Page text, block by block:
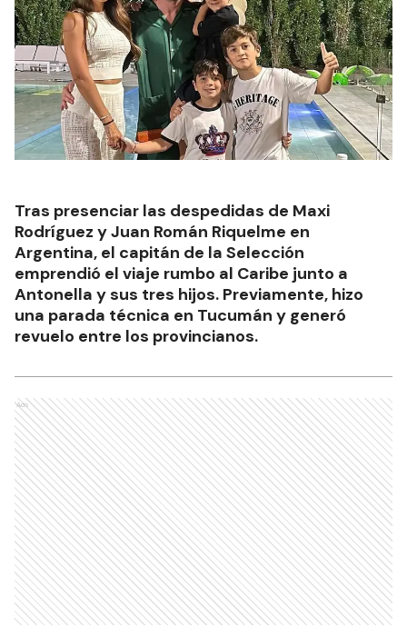
Tras presenciar las despedidas de Maxi
Rodríguez y Juan Román Riquelme en
Argentina, el capitán de la Selección
emprendió el viaje rumbo al Caribe junto a
Antonella y sus tres hijos. Previamente, hizo
una parada técnica en Tucumán y generó
revuelo entre los provincianos.
Ads